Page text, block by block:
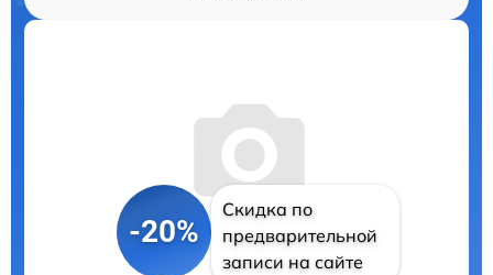
-20%
Скидка по
предварительной
записи на сайте